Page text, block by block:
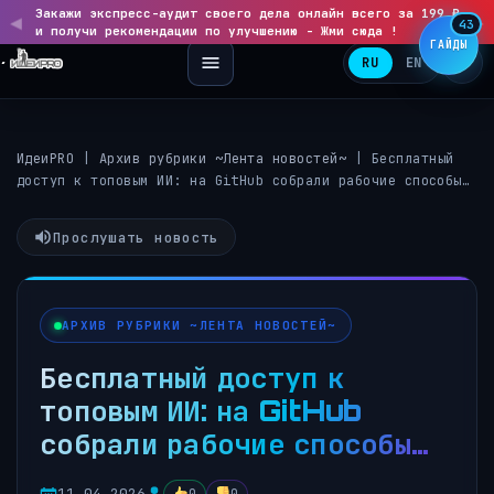
◀
Закажи экспресс-аудит своего дела онлайн всего за 199 ₽
и получи рекомендации по улучшению - Жми сюда !
▶
RU EN
ИдеиPRO Архив рубрики ~Лента новостей~
Бесплатный
доступ к топовым ИИ: на GitHub собрали рабочие способы…
Прослушать новость
АРХИВ РУБРИКИ ~ЛЕНТА НОВОСТЕЙ~
Бесплатный доступ к
топовым ИИ: на GitHub
собрали рабочие способы…
ГАЙДЫ
43